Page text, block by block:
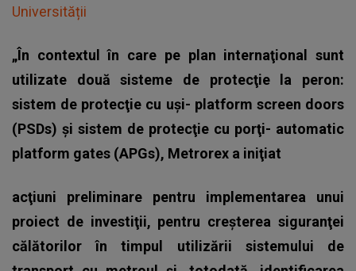
Universității
„În contextul în care pe plan internaţional sunt
utilizate două sisteme de protecţie la peron:
sistem de protecţie cu uşi- platform screen doors
(PSDs) şi sistem de protecţie cu porţi- automatic
platform gates (APGs), Metrorex a iniţiat
acţiuni preliminare pentru implementarea unui
proiect de investiţii, pentru creşterea siguranţei
călătorilor în timpul utilizării sistemului de